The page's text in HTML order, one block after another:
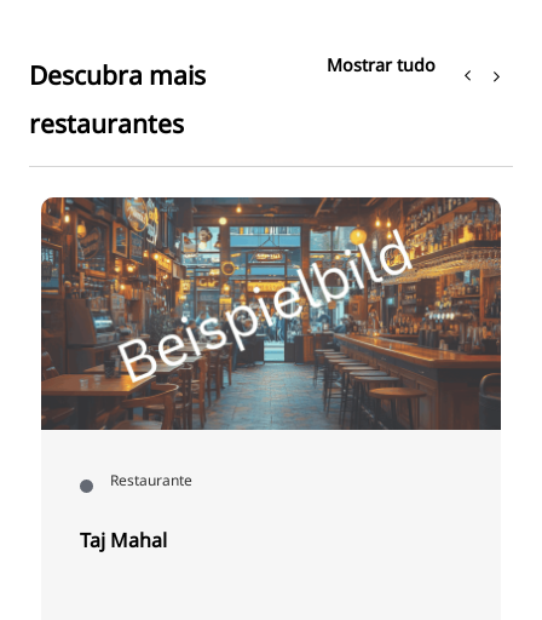
Descubra mais
restaurantes
Mostrar tudo
Restaurante
Taj Mahal